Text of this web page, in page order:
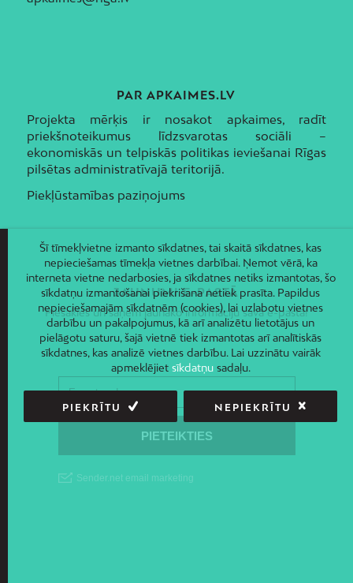
PAR APKAIMES.LV
Projekta mērķis ir nosakot apkaimes, radīt
priekšnoteikumus līdzsvarotas sociāli –
ekonomiskās un telpiskās politikas ieviešanai Rīgas
pilsētas administratīvajā teritorijā.
Piekļūstamības paziņojums
JAUNUMI E-PASTĀ
Piesakies un saņem jaunāko informāciju savā e-pastā!
Šī tīmekļvietne izmanto sīkdatnes, tai skaitā sīkdatnes, kas
nepieciešamas tīmekļa vietnes darbībai. Ņemot vērā, ka
interneta vietne nedarbosies, ja sīkdatnes netiks izmantotas, šo
sīkdatņu izmantošanai piekrišana netiek prasīta. Papildus
nepieciešamajām sīkdatnēm (cookies), lai uzlabotu vietnes
darbību un pakalpojumus, kā arī analizētu lietotājus un
pielāgotu saturu, šajā vietnē tiek izmantotas arī analītiskās
sīkdatnes, kas analizē vietnes darbību. Lai uzzinātu vairāk
apmeklējiet sīkdatņusadaļu.
PIEKRĪTU NEPIEKRĪTU